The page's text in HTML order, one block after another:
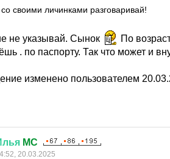
своими личинками разговаривай!
не указывай. Сынок
По
. по паспорту. Так что может и
изменено пользователем
MC
20.03.2025